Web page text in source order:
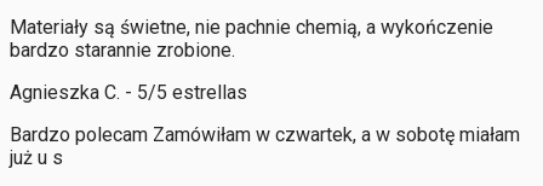
Materiały są świetne, nie pachnie chemią, a wykończenie
bardzo starannie zrobione.
Agnieszka C. - 5/5 estrellas
Bardzo polecam Zamówiłam w czwartek, a w sobotę miałam
już u s